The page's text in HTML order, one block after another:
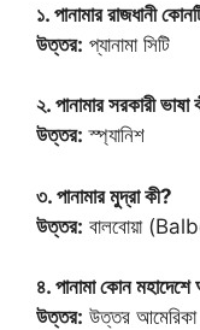
১. পানামার রাজধানী
উত্তর: প্যানামা সিটি
২. পানামার সরকারী ভাষা
উত্তর: স্প্যানিশ
৩. পানামার মুদ্রা কী?
উত্তর: বালবোয়া
৪. পানামা কোন
উত্তর: উত্তর আমেরিকা